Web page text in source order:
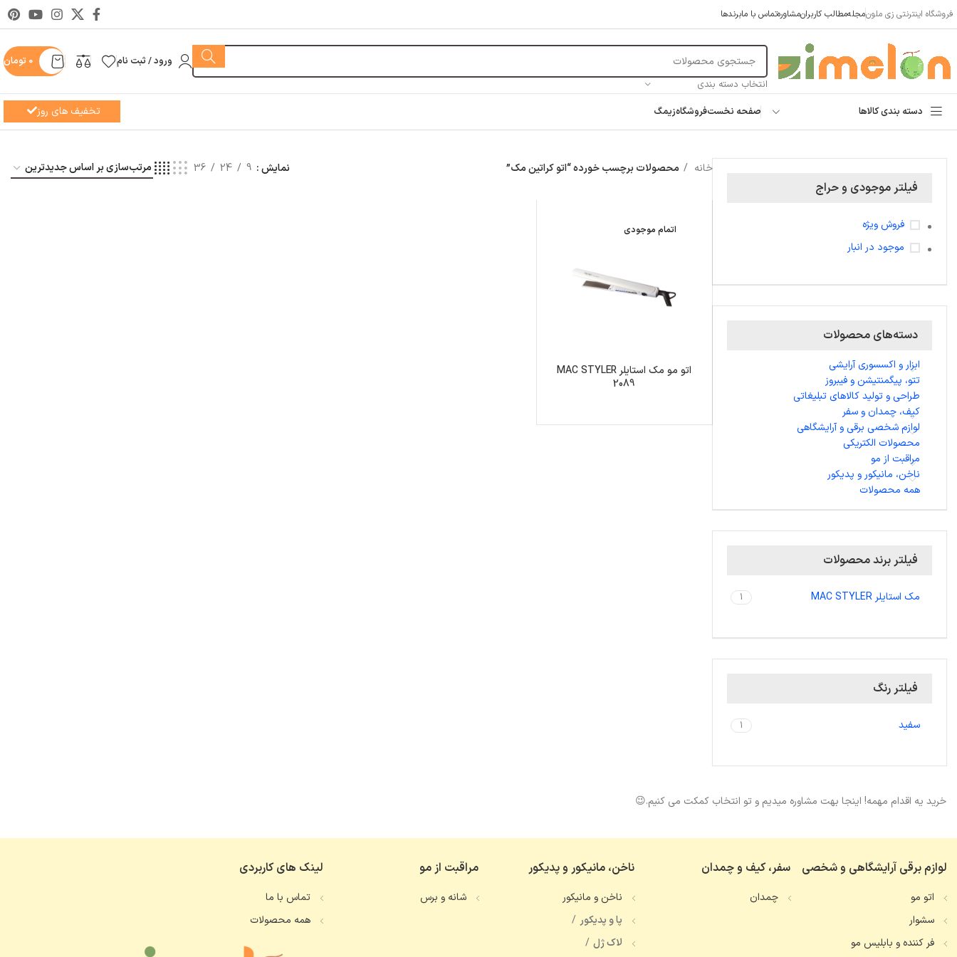
فروشگاه اینترنتی زی ملونمجلهمطالب کاربرانمشاورهتماس با مابرندها
انتخاب دسته بندی
ورود / ثبت نام 0 تومان
دسته بندی کالاها صفحه نخستفروشگاهزیمگ تخفیف های روز
فیلتر موجودی و حراج
فروش ویژه
موجود در انبار
دسته‌های محصولات
ابزار و اکسسوری آرایشی
تتو، پیگمنتیشن و فیبروز
طراحی و تولید کالاهای تبلیغاتی
کیف، چمدان و سفر
لوازم شخصی برقی و آرایشگاهی
محصولات الکتریکی
مراقبت از مو
ناخن، مانیکور و پدیکور
همه محصولات
فیلتر برند محصولات
مک استایلر MAC STYLER 1
فیلتر رنگ
سفید 1
خانه محصولات برچسب خورده “اتو کراتین مک” نمایش 9
24
36
اتمام موجودی
اتو مو مک استایلر MAC STYLER
2089
خرید یه اقدام مهمه! اینجا بهت مشاوره میدیم و تو انتخاب کمکت می کنیم.😉
لوازم برقی آرایشگاهی و شخصی
اتو مو
سشوار
فر کننده و بابلیس مو
سفر، کیف و چمدان
چمدان
ناخن، مانیکور و پدیکور
ناخن و مانیکور
پا و پدیکور
لاک ژل
مراقبت از مو
شانه و برس
لینک های کاربردی
تماس با ما
همه محصولات